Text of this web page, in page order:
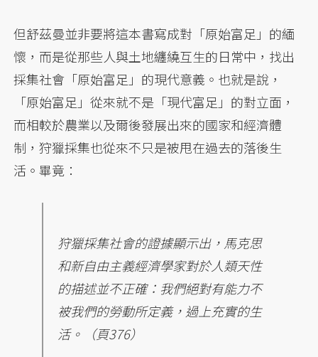
但舒茲曼並非要將這本書寫成對「原始富足」的緬
懷，而是從那些人與土地纏繞互生的日常中，找出
採集社會「原始富足」的現代意義。也就是說，
「原始富足」從來就不是「現代富足」的對立面，
而相較於農業以及爾後發展出來的國家和經濟體
制，狩獵採集也從來不只是被甩在過去的落後生
活。畢竟：
狩獵採集社會的證據顯示出，馬克思
和新自由主義經濟學家對於人類天性
的描述並不正確：我們絕對有能力不
被我們的勞動所定義，過上充實的生
活。（頁376）